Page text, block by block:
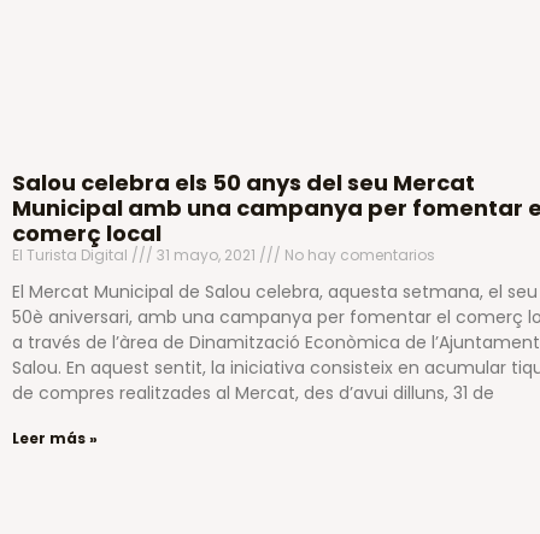
Salou celebra els 50 anys del seu Mercat
Municipal amb una campanya per fomentar
comerç local
El Turista Digital 31 mayo, 2021 No hay comentarios
El Mercat Municipal de Salou celebra, aquesta setmana, el seu
50è aniversari, amb una campanya per fomentar el comerç
a través de l’àrea de Dinamització Econòmica de
Salou. En aquest sentit, la iniciativa consisteix en acumular
de compres realitzades al Mercat, des d’avui dilluns, 31 de
Leer más »